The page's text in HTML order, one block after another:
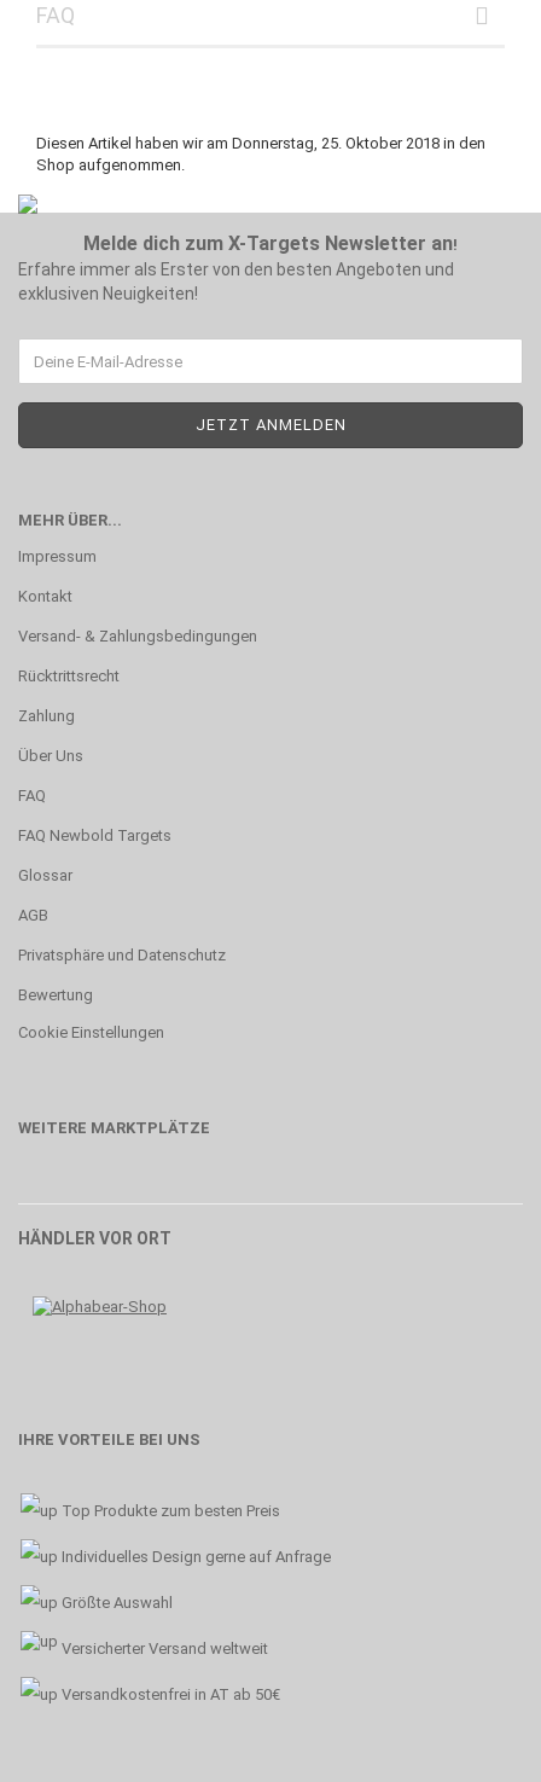
FAQ
Diesen Artikel haben wir am Donnerstag, 25. Oktober 2018 in den
Shop aufgenommen.
Melde dich zum X-Targets Newsletter an!
Erfahre immer als Erster von den besten Angeboten und
exklusiven Neuigkeiten!
MEHR ÜBER...
Impressum
Kontakt
Versand- & Zahlungsbedingungen
Rücktrittsrecht
Zahlung
Über Uns
FAQ
FAQ Newbold Targets
Glossar
AGB
Privatsphäre und Datenschutz
Bewertung
Cookie Einstellungen
WEITERE MARKTPLÄTZE
HÄNDLER VOR ORT
IHRE VORTEILE BEI UNS
Top Produkte zum besten Preis
Individuelles Design gerne auf Anfrage
Größte Auswahl
Versicherter Versand weltweit
Versandkostenfrei in AT ab 50€